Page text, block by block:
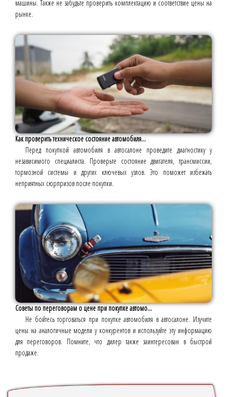
машины. Также не забудьте проверить комплектацию и соответствие цены на
рынке.
Как проверить техническое состояние автомобиля...
Перед покупкой автомобиля в автосалоне проведите диагностику у
независимого специалиста. Проверьте состояние двигателя, трансмиссии,
тормозной системы и других ключевых узлов. Это поможет избежать
неприятных сюрпризов после покупки.
Советы по переговорам о цене при покупке автомо...
Не бойтесь торговаться при покупке автомобиля в автосалоне. Изучите
цены на аналогичные модели у конкурентов и используйте эту информацию
для переговоров. Помните, что дилер также заинтересован в быстрой
продаже.